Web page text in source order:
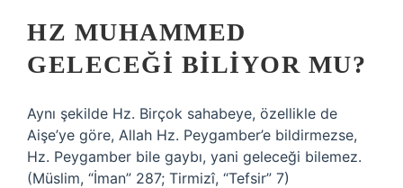
HZ MUHAMMED
GELECEĞI BILIYOR MU?
Aynı şekilde Hz. Birçok sahabeye, özellikle de
Aişe’ye göre, Allah Hz. Peygamber’e bildirmezse,
Hz. Peygamber bile gaybı, yani geleceği bilemez.
(Müslim, “İman” 287; Tirmizî, “Tefsir” 7)